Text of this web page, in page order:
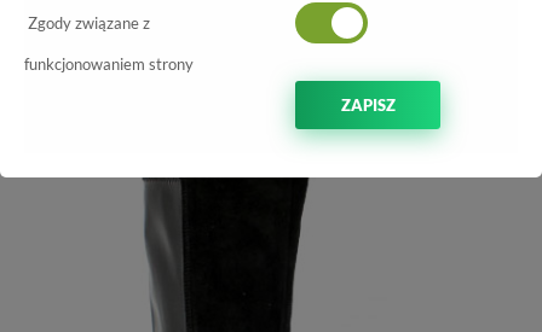
Zgody związane z
funkcjonowaniem strony
ZAPISZ